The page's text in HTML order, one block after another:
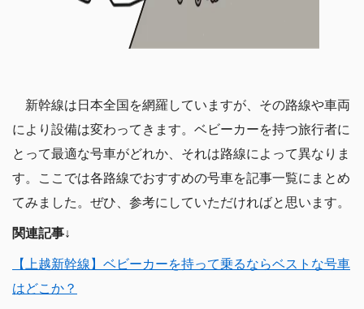
新幹線は日本全国を網羅していますが、その路線や車両
により設備は変わってきます。ベビーカーを持つ旅行者に
とって最適な号車がどれか、それは路線によって異なりま
す。ここでは各路線でおすすめの号車を記事一覧にまとめ
てみました。ぜひ、参考にしていただければと思います。
関連記事↓
【上越新幹線】ベビーカーを持って乗るならベストな号車
はどこか？